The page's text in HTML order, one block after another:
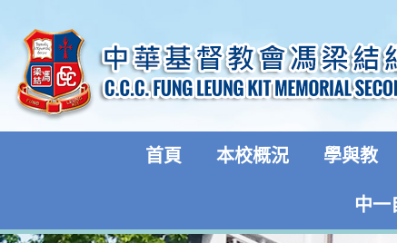
首頁 本校概況 學與教
中一